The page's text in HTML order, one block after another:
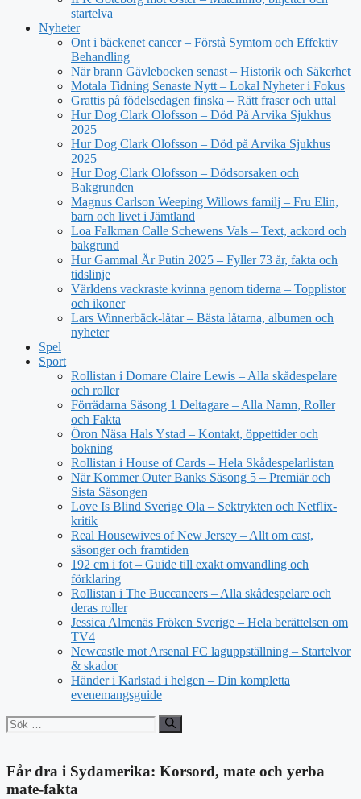
startelva
Nyheter
Ont i bäckenet cancer – Förstå Symtom och Effektiv
Behandling
När brann Gävlebocken senast – Historik och Säkerhet
Motala Tidning Senaste Nytt – Lokal Nyheter i Fokus
Grattis på födelsedagen finska – Rätt fraser och uttal
Hur Dog Clark Olofsson – Död På Arvika Sjukhus
2025
Hur Dog Clark Olofsson – Död på Arvika Sjukhus
2025
Hur Dog Clark Olofsson – Dödsorsaken och
Bakgrunden
Magnus Carlson Weeping Willows familj – Fru Elin,
barn och livet i Jämtland
Loa Falkman Calle Schewens Vals – Text, ackord och
bakgrund
Hur Gammal Är Putin 2025 – Fyller 73 år, fakta och
tidslinje
Världens vackraste kvinna genom tiderna – Topplistor
och ikoner
Lars Winnerbäck-låtar – Bästa låtarna, albumen och
nyheter
Spel
Sport
Rollistan i Domare Claire Lewis – Alla skådespelare
och roller
Förrädarna Säsong 1 Deltagare – Alla Namn, Roller
och Fakta
Öron Näsa Hals Ystad – Kontakt, öppettider och
bokning
Rollistan i House of Cards – Hela Skådespelarlistan
När Kommer Outer Banks Säsong 5 – Premiär och
Sista Säsongen
Love Is Blind Sverige Ola – Sektrykten och Netflix-
kritik
Real Housewives of New Jersey – Allt om cast,
säsonger och framtiden
192 cm i fot – Guide till exakt omvandling och
förklaring
Rollistan i The Buccaneers – Alla skådespelare och
deras roller
Jessica Almenäs Fröken Sverige – Hela berättelsen om
TV4
Newcastle mot Arsenal FC laguppställning – Startelvor
& skador
Händer i Karlstad i helgen – Din kompletta
evenemangsguide
Sök
efter:
Får dra i Sydamerika: Korsord, mate och yerba
mate-fakta